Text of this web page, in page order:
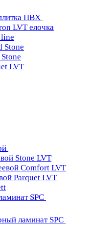
ПВХ
LVT елочка
Stone
LVT
Stone LVT
Comfort LVT
Parquet LVT
SPC
ламинат SPC